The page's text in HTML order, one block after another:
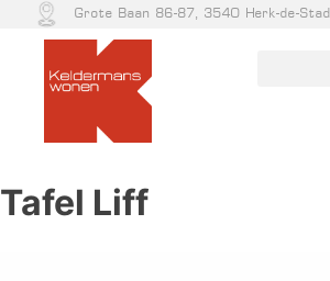
Grote Baan 86-87, 3540 Herk-de-Stad
Tafel Liff